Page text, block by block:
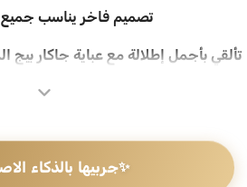
تصميم فاخر يناسب جميع
تألقي بأجمل إطلالة مع عباية جاكار بيج
الخيار الأمثل للمناسبات
تتميز هذه العباية بجودة القماش
✨جربيها بالذكاء